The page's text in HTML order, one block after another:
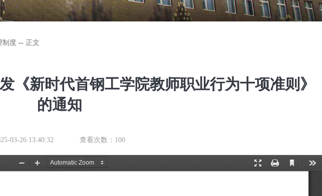
制度-- 正文
《新时代首钢工学院教师职业行为十项准则》
的通知
03-26 13:40:32 查看次数： 100